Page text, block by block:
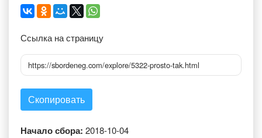
Ссылка на страницу
https://sbordeneg.com/explore/5322-prosto-tak.html
Скопировать
Начало сбора: 2018-10-04